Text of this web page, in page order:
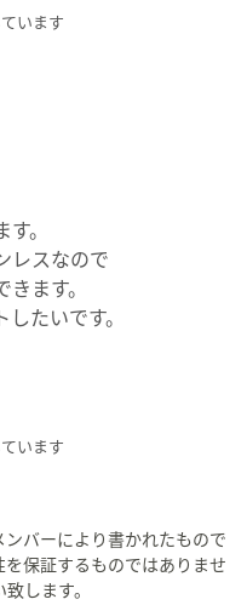
います
。
レスなので
ます。
たいです。
います
バーにより書かれたもので
保証するものではありませ
します。